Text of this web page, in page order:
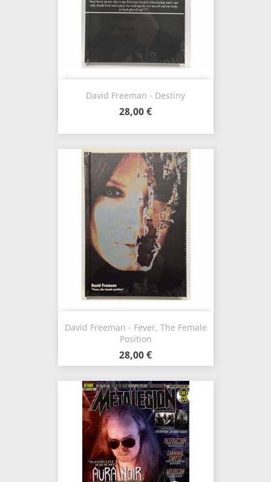
David Freeman - Destiny
28,00 €
David Freeman - Fever, The Female
Position
28,00 €